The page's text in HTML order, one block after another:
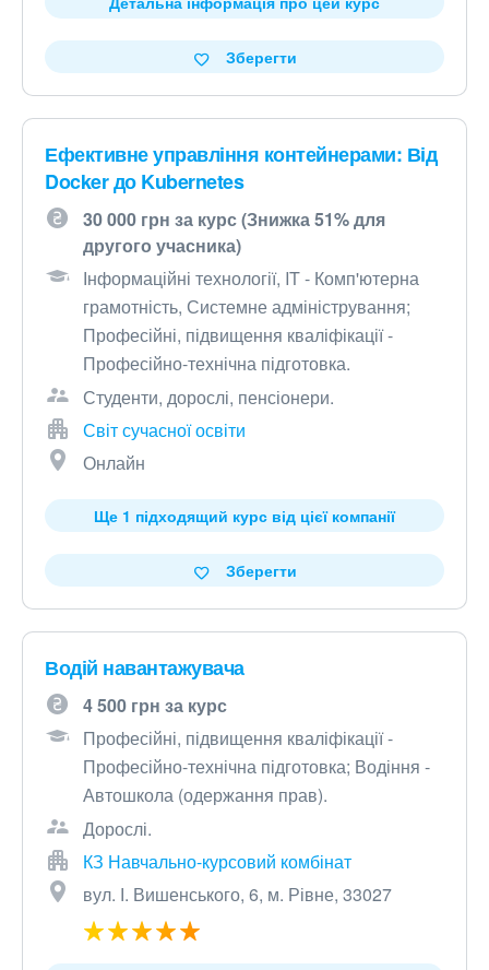
Зберегти
Ефективне управління контейнерами: Від
Docker до Kubernetes
30 000 грн за курс (Знижка 51% для
другого учасника)
Інформаційні технології, IT - Комп'ютерна
грамотність, Системне адміністрування;
Професійні, підвищення кваліфікації -
Професійно-технічна підготовка.
Студенти, дорослі, пенсіонери.
Світ сучасної освіти
Онлайн
Ще 1 підходящий курс від цієї компанії
Зберегти
Водій навантажувача
4 500 грн за курс
Професійні, підвищення кваліфікації -
Професійно-технічна підготовка; Водіння -
Автошкола (одержання прав).
Дорослі.
КЗ Навчально-курсовий комбінат
вул. І. Вишенського, 6, м. Рівне, 33027